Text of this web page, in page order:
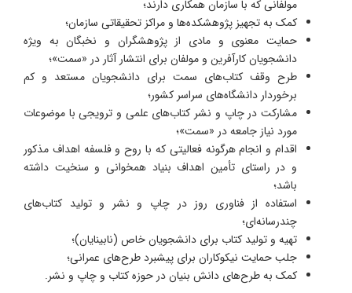
مولفانی که با سازمان همکاری دارند؛
کمک به تجهیز پژوهشکده‌ها و مراکز تحقیقاتی سازمان؛
حمایت معنوی و مادی از پژوهشگران و نخبگان به ویژه
دانشجویان کارآفرین و مولفان برای انتشار آثار در «سمت»؛
طرح وقف کتاب‌های سمت برای دانشجویان مستعد و کم
برخوردار دانشگاه‌های سراسر کشور؛
مشارکت در چاپ و نشر کتاب‌های علمی و ترویجی با موضوعات
مورد نیاز جامعه در «سمت»؛
اقدام و انجام هرگونه فعالیتی که با روح و فلسفه اهداف مذکور
و در راستای تأمین اهداف بنیاد همخوانی و سنخیت داشته
باشد؛
استفاده از فناوری روز در چاپ و نشر و تولید کتاب‌های
چندرسانه‌ای؛
تهیه و تولید کتاب برای دانشجویان خاص (نابینایان)؛
جلب حمایت نیکوکاران برای پیشبرد طرح‌های عمرانی؛
کمک به طرح‌های دانش بنیان در حوزه کتاب و چاپ و نشر.